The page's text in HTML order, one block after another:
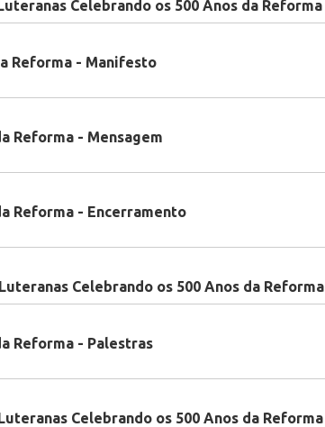
Celebrando os 500 Anos da Reforma
Reforma - Manifesto
Reforma - Mensagem
Reforma - Encerramento
Celebrando os 500 Anos da Reforma
Reforma - Palestras
Celebrando os 500 Anos da Reforma